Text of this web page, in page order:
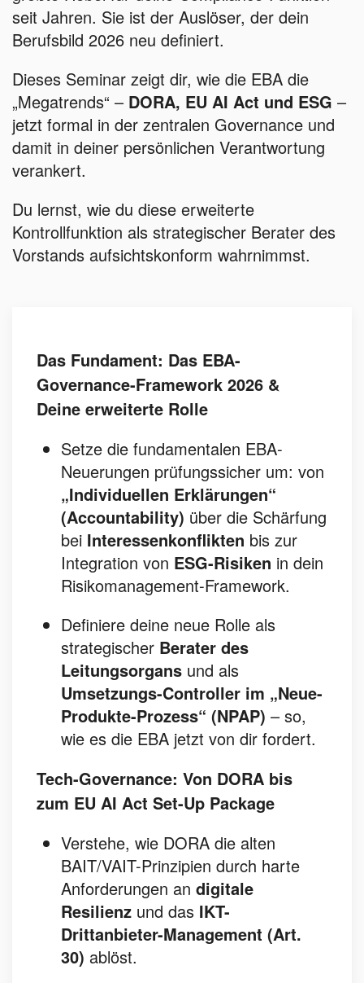
seit Jahren. Sie ist der Auslöser, der dein
Berufsbild 2026 neu definiert.
Dieses Seminar zeigt dir, wie die EBA die
„Megatrends“ – DORA, EU AI Act und ESG –
jetzt formal in der zentralen Governance und
damit in deiner persönlichen Verantwortung
verankert.
Du lernst, wie du diese erweiterte
Kontrollfunktion als strategischer Berater des
Vorstands aufsichtskonform wahrnimmst.
Das Fundament: Das EBA-
Governance-Framework 2026 &
Deine erweiterte Rolle
Setze die fundamentalen EBA-
Neuerungen prüfungssicher um: von
„Individuellen Erklärungen“
(Accountability) über die Schärfung
bei Interessenkonflikten bis zur
Integration von ESG-Risiken in dein
Risikomanagement-Framework.
Definiere deine neue Rolle als
strategischer Berater des
Leitungsorgans und als
Umsetzungs-Controller im „Neue-
Produkte-Prozess“ (NPAP) – so,
wie es die EBA jetzt von dir fordert.
Tech-Governance: Von DORA bis
zum EU AI Act Set-Up Package
Verstehe, wie DORA die alten
BAIT/VAIT-Prinzipien durch harte
Anforderungen an digitale
Resilienz und das IKT-
Drittanbieter-Management (Art.
30) ablöst.